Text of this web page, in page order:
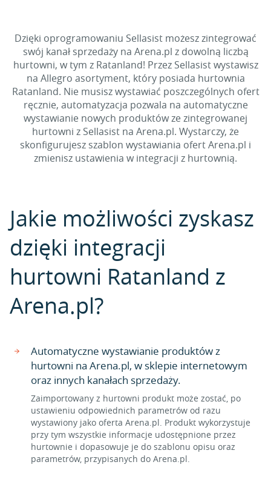
Dzięki oprogramowaniu Sellasist możesz zintegrować
swój kanał sprzedaży na Arena.pl z dowolną liczbą
hurtowni, w tym z Ratanland! Przez Sellasist wystawisz
na Allegro asortyment, który posiada hurtownia
Ratanland. Nie musisz wystawiać poszczególnych ofert
ręcznie, automatyzacja pozwala na automatyczne
wystawianie nowych produktów ze zintegrowanej
hurtowni z Sellasist na Arena.pl. Wystarczy, że
skonfigurujesz szablon wystawiania ofert Arena.pl i
zmienisz ustawienia w integracji z hurtownią.
Jakie możliwości zyskasz
dzięki integracji
hurtowni Ratanland z
Arena.pl?
Automatyczne wystawianie produktów z
hurtowni na Arena.pl, w sklepie internetowym
oraz innych kanałach sprzedaży.
Zaimportowany z hurtowni produkt może zostać, po
ustawieniu odpowiednich parametrów od razu
wystawiony jako oferta Arena.pl. Produkt wykorzystuje
przy tym wszystkie informacje udostępnione przez
hurtownie i dopasowuje je do szablonu opisu oraz
parametrów, przypisanych do Arena.pl.